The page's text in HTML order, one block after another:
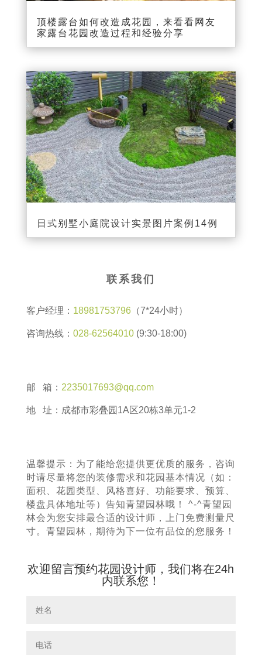
顶楼露台如何改造成花园，来看看网友
家露台花园改造过程和经验分享
日式别墅小庭院设计实景图片案例14例
联系我们
客户经理： 18981753796（7*24小时）
咨询热线： 028-62564010(9:30-18:00)
邮 箱： 2235017693@qq.com
地 址：成都市彩叠园1A区20栋3单元1-2
温馨提示：为了能给您提供更优质的服务，咨询
时请尽量将您的装修需求和花园基本情况（如：
面积、花园类型、风格喜好、功能要求、预算、
楼盘具体地址等）告知青望园林哦！ ^-^青望园
林会为您安排最合适的设计师，上门免费测量尺
寸。青望园林，期待为下一位有品位的您服务！
欢迎留言预约花园设计师，我们将在24h
内联系您！